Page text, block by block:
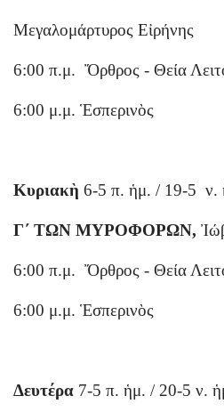
Μεγαλομάρτυρος Εἰρήνης
6:00 π.μ. Ὄρθρος - Θεία
6:00 μ.μ. Ἑσπερινὸς
Κυριακὴ 6-5 π. ἡμ. / 19-5 ν.
Γ΄ ΤΩΝ ΜΥΡΟΦΟΡΩΝ,
6:00 π.μ. Ὄρθρος - Θεία
6:00 μ.μ. Ἑσπερινὸς
Δευτέρα 7-5 π. ἡμ. / 20-5 ν.